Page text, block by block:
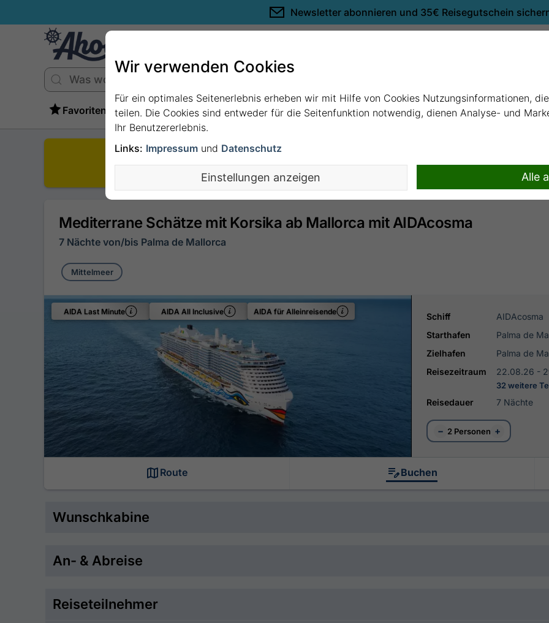
Newsletter abonnieren und 35€ Reisegutschein
Favoriten
Die von Ihnen aufgerufene Kreuzfahrt ist nicht mehr
Sie wurden daher auf den aktuellsten Termin
Mediterrane Schätze mit Korsika ab Mallorca mit AIDAcosma
7 Nächte von/bis Palma de Mallorca
Mittelmeer
AIDA Last Minute AIDA All Inclusive AIDA für Alleinreisende Schiff
AIDAcosma
Starthafen
Palma de
Zielhafen Palma de
Reisezeitraum 22.08.26 -
32 weitere
Reisedauer 7 Nächte
− 2 Personen +
Route Buchen
Wunschkabine
An- & Abreise
Reiseteilnehmer
Wir verwenden Cookies
Für ein optimales Seitenerlebnis erheben wir mit Hilfe von Cookies Nutzungsinformationen,
teilen. Die Cookies sind entweder für die Seitenfunktion notwendig, dienen Analyse- und
Ihr Benutzererlebnis.
Links: Impressum und Datenschutz
Einstellungen anzeigen Alle